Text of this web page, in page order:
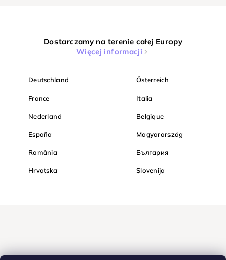
Dostarczamy na terenie całej Europy
Więcej informacji
Deutschland Österreich
France Italia
Nederland Belgique
España Magyarország
România България
Hrvatska Slovenija